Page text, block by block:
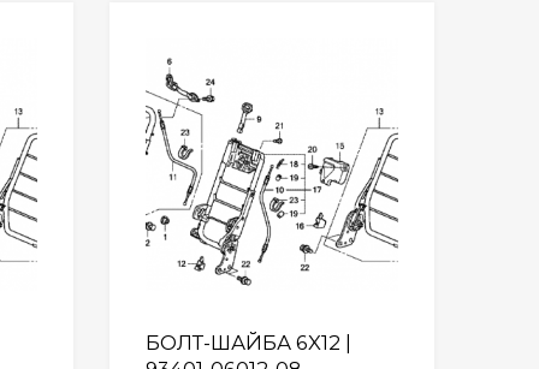
БОЛТ-ШАЙБА 6X12 |